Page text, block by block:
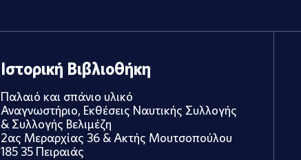
Ιστορική Βιβλιοθήκη
Παλαιό και σπάνιο υλικό
Αναγνωστήριο, Εκθέσεις Ναυτικής Συλλογής
& Συλλογής Βελιμέζη
2ας Μεραρχίας 36 & Ακτής Μουτσοπούλου
185 35 Πειραιάς